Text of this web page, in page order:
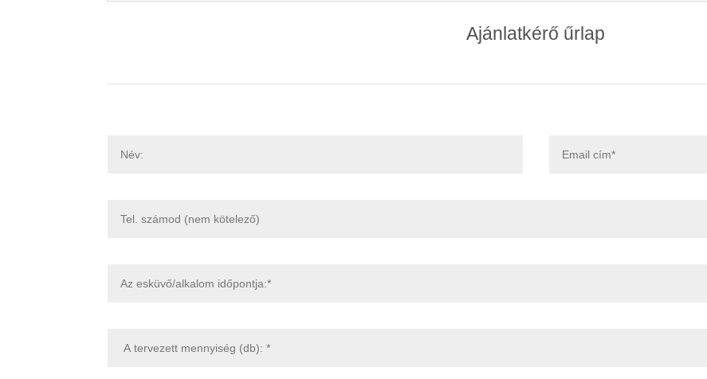
Ajánlatkérő űrlap